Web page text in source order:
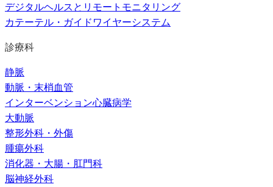
デジタルヘルスとリモートモニタリング
カテーテル・ガイドワイヤーシステム
診療科
静脈
動脈・末梢血管
インターベンション心臓病学
大動脈
整形外科・外傷
腫瘍外科
消化器・大腸・肛門科
脳神経外科